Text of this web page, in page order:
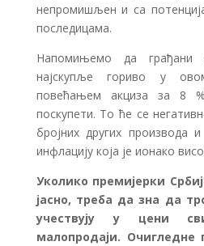
непромишљен и са
последицама.
Напомињемо да грађани
најскупље гориво у
повећањем акциза за 8
поскупети. То ће се
бројних других производа
инфлацију која је ионако
Уколико премијерки
јасно, треба да зна да
учествују у цени
малопродаји. Очигледне